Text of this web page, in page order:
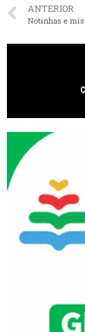
ANTERIOR
Notinhas e